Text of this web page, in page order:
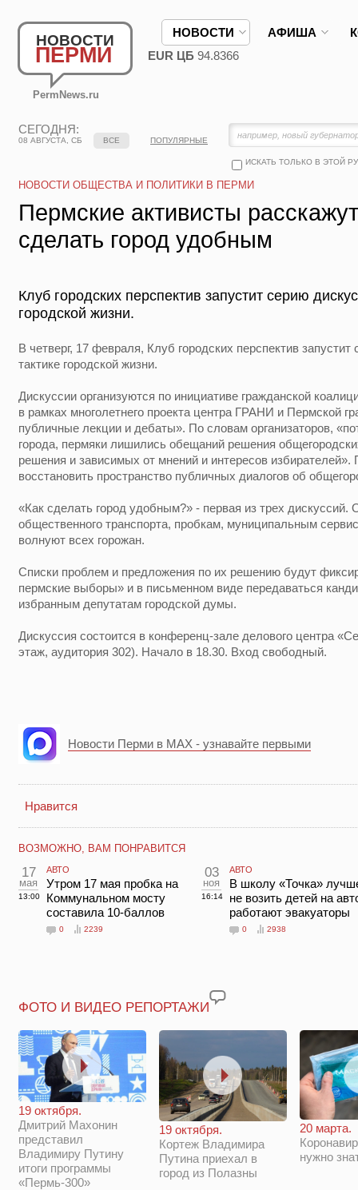
НОВОСТИ
ПЕРМИ
PermNews.ru
НОВОСТИ АФИША
EUR ЦБ 94.8366
СЕГОДНЯ:
08 АВГУСТА, СБ
ИСКАТЬ ТОЛЬКО В ЭТОЙ
ВСЕ ПОПУЛЯРНЫЕ
НОВОСТИ ОБЩЕСТВА И ПОЛИТИКИ В ПЕРМИ
Пермские активисты
сделать город удобным
Клуб городских перспектив запустит серию
городской жизни.
В четверг, 17 февраля, Клуб городских перспектив запустит
тактике городской жизни.
Дискуссии организуются по инициативе гражданской
в рамках многолетнего проекта центра ГРАНИ и Пермской
публичные лекции и дебаты». По словам организаторов,
города, пермяки лишились обещаний решения
решения и зависимых от мнений и интересов избирателей».
восстановить пространство публичных диалогов об
«Как сделать город удобным?» - первая из трех
общественного транспорта, пробкам, муниципальным
волнуют всех горожан.
Списки проблем и предложения по их решению будут
пермские выборы» и в письменном виде передаваться
избранным депутатам городской думы.
Дискуссия состоится в конференц-зале делового центра
этаж, аудитория 302). Начало в 18.30. Вход свободный.
Новости Перми в MAX - узнавайте первыми
Нравится
ВОЗМОЖНО, ВАМ ПОНРАВИТСЯ
17
мая
13:00
АВТО
Утром 17 мая пробка на
Коммунальном мосту
составила 10-баллов
0 2239
03
ноя
16:14
АВТО
В школу «Точка»
не возить детей на
работают эвакуаторы
0 2938
ФОТО И ВИДЕО РЕПОРТАЖИ
19 октября.
Дмитрий Махонин
представил
Владимиру Путину
итоги программы
«Пермь-300»
19 октября.
Кортеж Владимира
Путина приехал в
город из Полазны
20 марта.
нужно